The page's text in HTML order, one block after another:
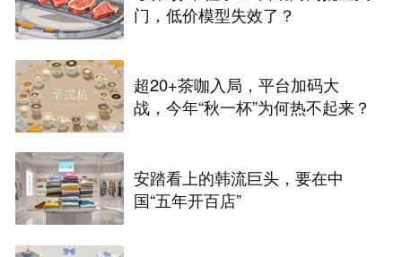
门，低价模型失效了？
超20+茶咖入局，平台加码大
战，今年“秋一杯”为何热不起来？
安踏看上的韩流巨头，要在中
国“五年开百店”